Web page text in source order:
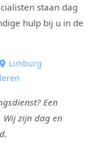
staan dag
hulp bij u in de
Limburg
Een
zijn dag en